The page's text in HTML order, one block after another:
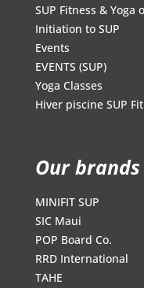
SUP Fitness & Yoga
Initiation to SUP
Events
EVENTS (SUP)
Yoga Classes
Hiver piscine SUP
Our brands
MINIFIT SUP
SIC Maui
POP Board Co.
RRD International
TAHE